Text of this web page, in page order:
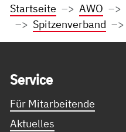
Startseite
AWO
Spitzenverband
Ser­vice
Für Mitarbeitende
Aktuelles